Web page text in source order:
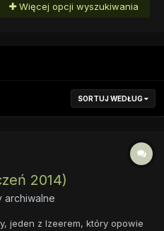
Więcej opcji wyszukiwania
SORTUJ WEDŁUG
2014)
archiwalne
jeden z Izeerem, który opowie